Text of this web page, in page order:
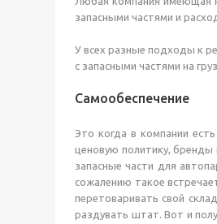
запасными частями и
У всех разные подходы к
с запасными частями на
Самообеспечение
Это когда в компании
ценовую политику, бренды
запасные части для
сожалению такое
перетоваривать свой
раздувать штат. Вот и